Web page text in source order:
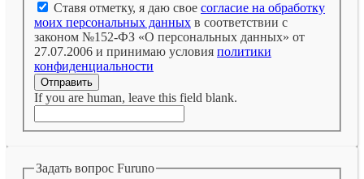
Ставя отметку, я даю свое согласие на обработку
моих персональных данных в соответствии с
законом №152-ФЗ «О персональных данных» от
27.07.2006 и принимаю условия политики
конфиденциальности
Отправить
If you are human, leave this field blank.
Задать вопрос Furuno